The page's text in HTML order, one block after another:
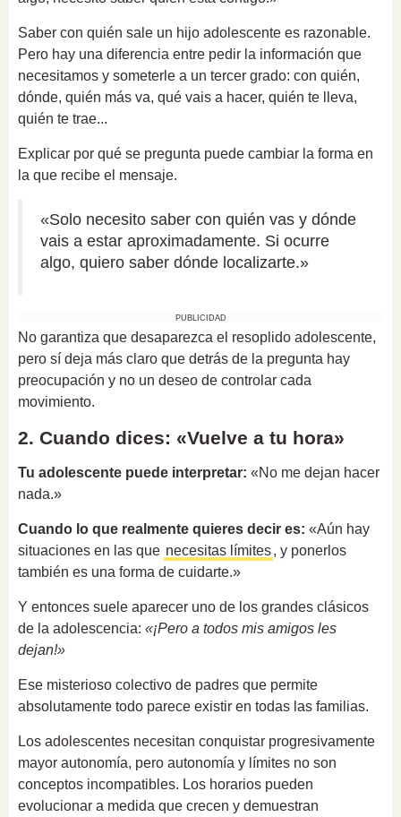
Saber con quién sale un hijo adolescente es razonable.
Pero hay una diferencia entre pedir la información que
necesitamos y someterle a un tercer grado: con quién,
dónde, quién más va, qué vais a hacer, quién te lleva,
quién te trae...
Explicar por qué se pregunta puede cambiar la forma en
la que recibe el mensaje.
«Solo necesito saber con quién vas y dónde
vais a estar aproximadamente. Si ocurre
algo, quiero saber dónde localizarte.»
PUBLICIDAD
No garantiza que desaparezca el resoplido adolescente,
pero sí deja más claro que detrás de la pregunta hay
preocupación y no un deseo de controlar cada
movimiento.
2. Cuando dices: «Vuelve a tu hora»
Tu adolescente puede interpretar: «No me dejan hacer
nada.»
Cuando lo que realmente quieres decir es: «Aún hay
situaciones en las que necesitas límites, y ponerlos
también es una forma de cuidarte.»
Y entonces suele aparecer uno de los grandes clásicos
de la adolescencia: «¡Pero a todos mis amigos les
dejan!»
Ese misterioso colectivo de padres que permite
absolutamente todo parece existir en todas las familias.
Los adolescentes necesitan conquistar progresivamente
mayor autonomía, pero autonomía y límites no son
conceptos incompatibles. Los horarios pueden
evolucionar a medida que crecen y demuestran